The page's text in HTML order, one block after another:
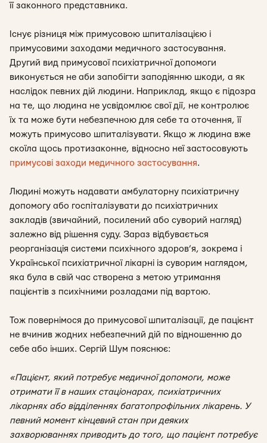
її законного представника.
Існує різниця між примусовою шпиталізацією і
примусовими заходами медичного застосування.
Другий вид примусової психіатричної допомоги
виконується не аби запобігти заподіянню шкоди, а як
наслідок певних дій людини. Наприклад, якщо є підозра
на те, що людина не усвідомлює свої дії, не контролює
їх та може бути небезпечною для себе та оточення, її
можуть примусово шпиталізувати. Якщо ж людина вже
скоїла щось протизаконне, відносно неї застосовують
примусові заходи медичного застосування.
Людині можуть надавати амбулаторну психіатричну
допомогу або госпіталізувати до психіатричних
закладів (звичайний, посилений або суворий нагляд)
залежно від рішення суду. Зараз відбувається
реорганізація системи психічного здоров’я, зокрема і
Української психіатричної лікарні із суворим наглядом,
яка була в свій час створена з метою утримання
пацієнтів з психічними розладами під вартою.
Тож повернімося до примусової шпиталізації, де пацієнт
не вчинив жодних небезпечний дій по відношенню до
себе або інших. Сергій Шум пояснює:
«Пацієнт, який потребує медичної допомоги, може
отримати її в наших стаціонарах, психіатричних
лікарнях або відділеннях багатопрофільних лікарень. У
певний момент кінцевий стан при деяких
захворюваннях приводить до того, що пацієнт потребує